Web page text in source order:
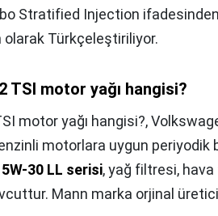
Stratified Injection
olarak Türkçeleştiriliyor.
TSI motor yağı hangisi?
motor yağı hangisi?,
motorlara uygun periyodik
5W-30 LL serisi, yağ filtresi,
Mann marka orjinal